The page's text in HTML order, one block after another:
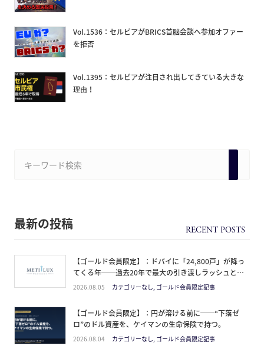
Vol.1536：セルビアがBRICS首脳会談へ参加オファー
を拒否
Vol.1395：セルビアが注目され出してきている大きな
理由！
最新の投稿
【ゴールド会員限定】：ドバイに「24,800戸」が降っ
てくる年──過去20年で最大の引き渡しラッシュと、
ミサイルが崩した“安全神話”。2027年の供給ピーク
2026.08.05 カテゴリーなし, ゴールド会員限定記事
【ゴールド会員限定】：円が溶ける前に──“下落ゼ
ロ”のドル資産を、ケイマンの生命保険で持つ。
2026.08.04 カテゴリーなし, ゴールド会員限定記事